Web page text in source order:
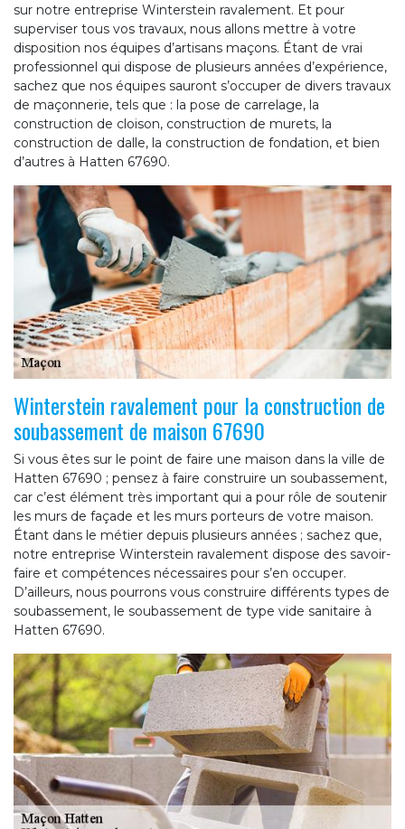
sur notre entreprise Winterstein ravalement. Et pour
superviser tous vos travaux, nous allons mettre à votre
disposition nos équipes d’artisans maçons. Étant de vrai
professionnel qui dispose de plusieurs années d’expérience,
sachez que nos équipes sauront s’occuper de divers travaux
de maçonnerie, tels que : la pose de carrelage, la
construction de cloison, construction de murets, la
construction de dalle, la construction de fondation, et bien
d’autres à Hatten 67690.
Winterstein ravalement pour la construction de
soubassement de maison 67690
Si vous êtes sur le point de faire une maison dans la ville de
Hatten 67690 ; pensez à faire construire un soubassement,
car c’est élément très important qui a pour rôle de soutenir
les murs de façade et les murs porteurs de votre maison.
Étant dans le métier depuis plusieurs années ; sachez que,
notre entreprise Winterstein ravalement dispose des savoir-
faire et compétences nécessaires pour s’en occuper.
D’ailleurs, nous pourrons vous construire différents types de
soubassement, le soubassement de type vide sanitaire à
Hatten 67690.